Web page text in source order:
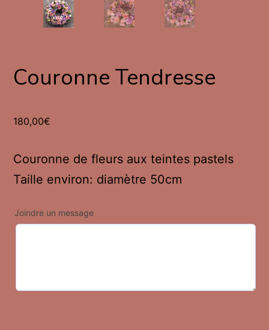
Couronne Tendresse
180,00€
Couronne de fleurs aux teintes pastels
Taille environ: diamètre 50cm
Joindre un message